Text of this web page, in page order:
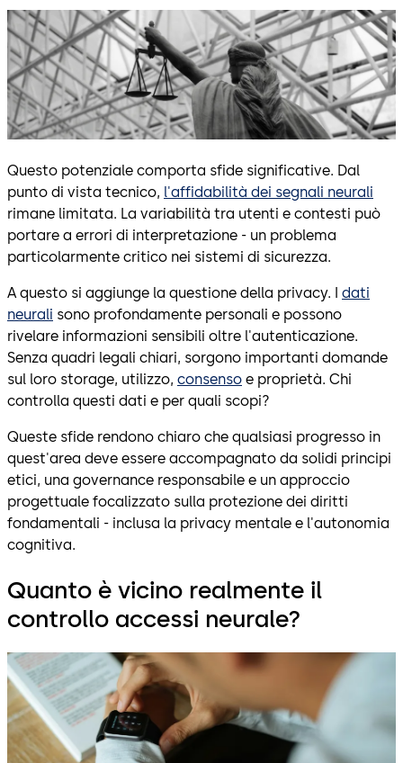
Questo potenziale comporta sfide significative. Dal
punto di vista tecnico, l'affidabilità dei segnali neurali
rimane limitata. La variabilità tra utenti e contesti può
portare a errori di interpretazione - un problema
particolarmente critico nei sistemi di sicurezza.
A questo si aggiunge la questione della privacy. I dati
neurali sono profondamente personali e possono
rivelare informazioni sensibili oltre l'autenticazione.
Senza quadri legali chiari, sorgono importanti domande
sul loro storage, utilizzo, consenso e proprietà. Chi
controlla questi dati e per quali scopi?
Queste sfide rendono chiaro che qualsiasi progresso in
quest'area deve essere accompagnato da solidi principi
etici, una governance responsabile e un approccio
progettuale focalizzato sulla protezione dei diritti
fondamentali - inclusa la privacy mentale e l'autonomia
cognitiva.
Quanto è vicino realmente il
controllo accessi neurale?